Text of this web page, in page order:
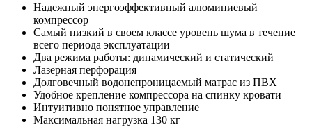
Надежный энергоэффективный алюминиевый
компрессор
Самый низкий в своем классе уровень шума в течение
всего периода эксплуатации
Два режима работы: динамический и статический
Лазерная перфорация
Долговечный водонепроницаемый матрас из ПВХ
Удобное крепление компрессора на спинку кровати
Интуитивно понятное управление
Максимальная нагрузка 130 кг